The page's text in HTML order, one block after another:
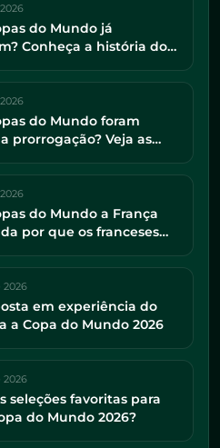
do Mundo já
Conheça a história do
do Mundo foram
prorrogação? Veja as
do Mundo a França
por que os franceses
2026
em experiência do
a Copa do Mundo 2026
2026
seleções favoritas para
do Mundo 2026?